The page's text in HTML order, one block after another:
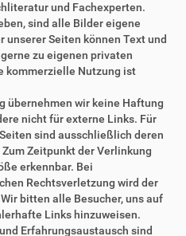
und Fachexperten.
sind alle Bilder eigene
unserer Seiten können Text und
zu eigenen privaten
kommerzielle Nutzung ist
übernehmen wir keine Haftung
nicht für externe Links. Für
sind ausschließlich deren
Zeitpunkt der Verlinkung
erkennbar. Bei
Rechtsverletzung wird der
bitten alle Besucher, uns auf
Links hinzuweisen.
Erfahrungsaustausch sind